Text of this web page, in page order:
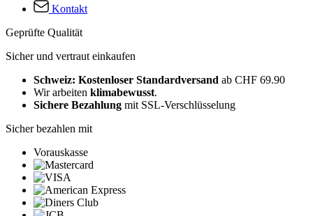
Kontakt
Geprüfte Qualität
Sicher und vertraut einkaufen
Schweiz: Kostenloser Standardversand ab CHF 69.90
Wir arbeiten klimabewusst.
Sichere Bezahlung mit SSL-Verschlüsselung
Sicher bezahlen mit
Vorauskasse